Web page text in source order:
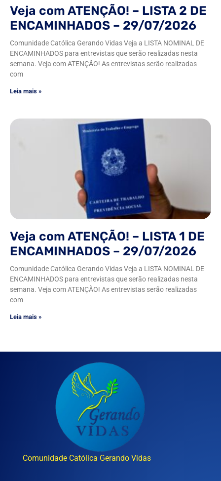
Veja com ATENÇÃO! – LISTA 2 DE
ENCAMINHADOS – 29/07/2026
Comunidade Católica Gerando Vidas Veja a LISTA NOMINAL DE
ENCAMINHADOS para entrevistas que serão realizadas nesta
semana. Veja com ATENÇÃO! As entrevistas serão realizadas
com
Leia mais »
Veja com ATENÇÃO! – LISTA 1 DE
ENCAMINHADOS – 29/07/2026
Comunidade Católica Gerando Vidas Veja a LISTA NOMINAL DE
ENCAMINHADOS para entrevistas que serão realizadas nesta
semana. Veja com ATENÇÃO! As entrevistas serão realizadas
com
Leia mais »
Comunidade Católica Gerando Vidas